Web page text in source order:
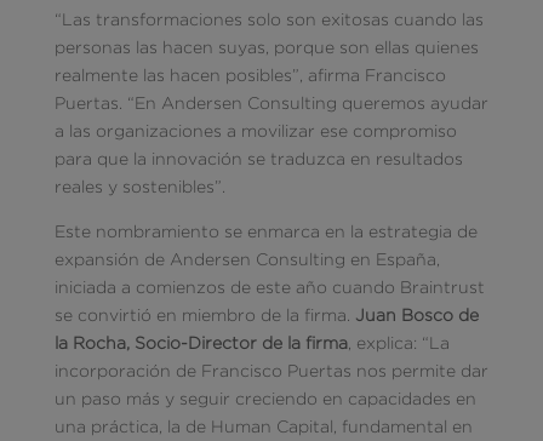
“Las transformaciones solo son exitosas cuando las
personas las hacen suyas, porque son ellas quienes
realmente las hacen posibles”, afirma Francisco
Puertas. “En Andersen Consulting queremos ayudar
a las organizaciones a movilizar ese compromiso
para que la innovación se traduzca en resultados
reales y sostenibles”.
Este nombramiento se enmarca en la estrategia de
expansión de Andersen Consulting en España,
iniciada a comienzos de este año cuando Braintrust
se convirtió en miembro de la firma. Juan Bosco de
la Rocha, Socio-Director de la firma, explica: “La
incorporación de Francisco Puertas nos permite dar
un paso más y seguir creciendo en capacidades en
una práctica, la de Human Capital, fundamental en